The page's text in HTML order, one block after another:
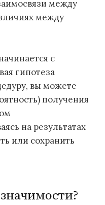
между
между
с
гипотеза
вы можете
получения
на результатах
или сохранить